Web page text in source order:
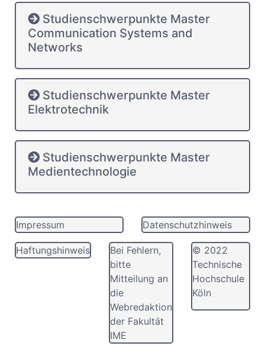
Studienschwerpunkte Master
Communication Systems and
Networks
Studienschwerpunkte Master
Elektrotechnik
Studienschwerpunkte Master
Medientechnologie
Impressum Datenschutzhinweis
Haftungshinweis
Bei Fehlern,
bitte
Mitteilung an
die
Webredaktion
der Fakultät
IME
© 2022
Technische
Hochschule
Köln